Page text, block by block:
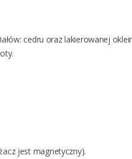
cedru oraz lakierowanej
jest magnetyczny).